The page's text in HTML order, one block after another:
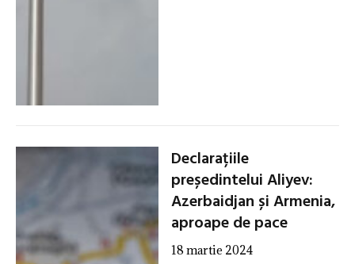
Declarațiile
președintelui Aliyev:
Azerbaidjan și Armenia,
aproape de pace
18 martie 2024